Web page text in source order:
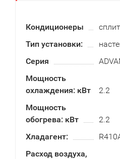
Кондиционеры
Тип установки:
Серия
Мощность
охлаждения: кВт
2.2
Мощность
обогрева: кВт
2.2
Хладагент:
Расход воздуха,